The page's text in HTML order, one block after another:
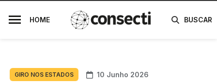
HOME BUSCAR
GIRO NOS ESTADOS 10 Junho 2026